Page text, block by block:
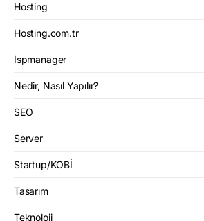
Hosting
Hosting.com.tr
Ispmanager
Nedir, Nasıl Yapılır?
SEO
Server
Startup/KOBİ
Tasarım
Teknoloji